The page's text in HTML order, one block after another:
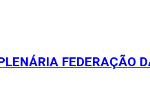
FEDERAÇÃO